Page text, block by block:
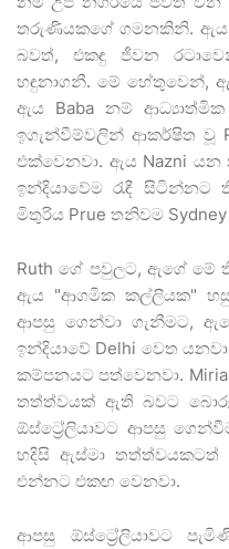
තරුණියකගේ ගමනකිනි. ඇය
බවත්, එකඳු ජීවන
හඳුනාගනී. මේ හේතුවෙන්,
ඇය Baba නම්
ඉගැන්වීම්වලින් ආකර්ෂිත වූ
එක්වෙනවා. ඇය Nazni
ඉන්දියාවේම රැඳී
මිතුරිය Prue තනිවම
Ruth ගේ පවුලට, ඇගේ
ඇය "ආගමික කල්ලියක"
ආපසු ගෙන්වා ගැනීමට,
ඉන්දියාවේ Delhi වෙත
කම්පනයට පත්වෙනවා.
තත්ත්වයක් ඇති බවට
ඕස්ට්‍රේලියාවට ආපසු
හදිසි ඇස්මා තත්ත්වයකටත්
එන්නට එකඟ වෙනවා.
ආපසු ඕස්ට්‍රේලියාවට